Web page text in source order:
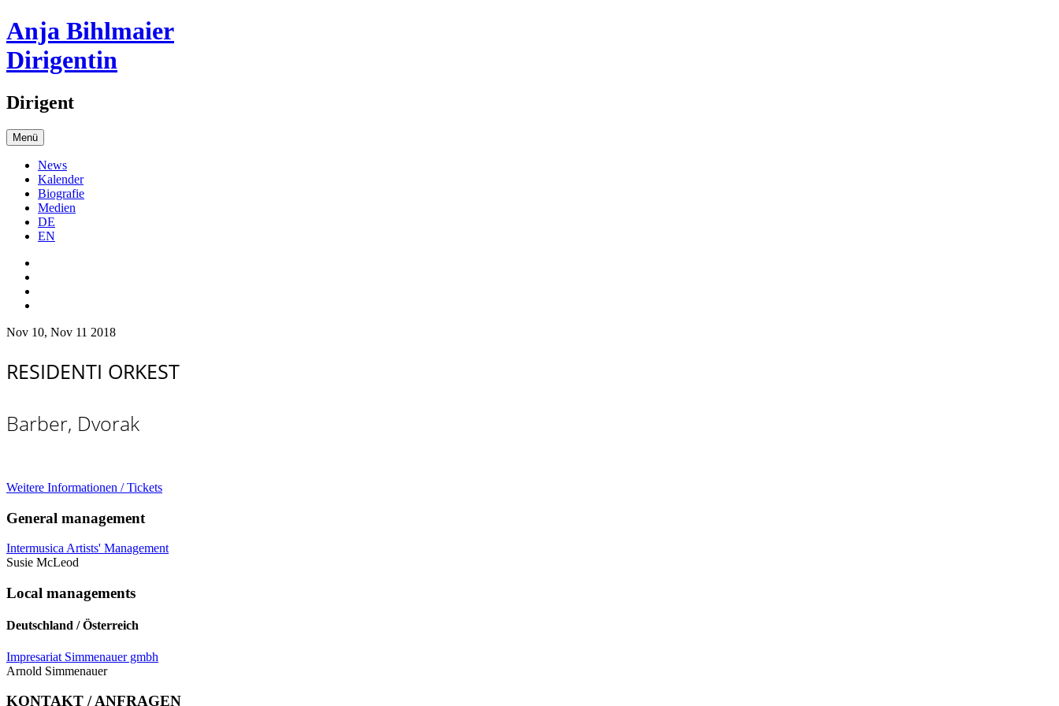
Anja Bihlmaier
Dirigentin
Dirigent
Menü
News
Kalender
Biografie
Medien
DE
EN
Nov 10, Nov 11 2018
RESIDENTI ORKEST
Barber, Dvorak
Weitere Informationen / Tickets
General management
Intermusica Artists' Management
Susie McLeod
Local managements
Deutschland / Österreich
Impresariat Simmenauer gmbh
Arnold Simmenauer
KONTAKT / ANFRAGEN